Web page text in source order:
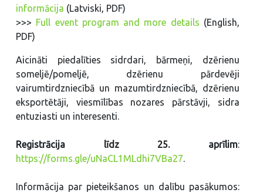
informācija (Latviski, PDF)
>>> Full event program and more details (English,
PDF)
Aicināti piedalīties sidrdari, bārmeņi, dzērienu
someljē/pomeljē, dzērienu pārdevēji
vairumtirdzniecībā un mazumtirdzniecībā, dzērienu
eksportētāji, viesmīlības nozares pārstāvji, sidra
entuziasti un interesenti.
Registrācija līdz 25. aprīlim:
https://forms.gle/uNaCL1MLdhi7VBa27.
Informācija par pieteikšanos un dalību pasākumos: